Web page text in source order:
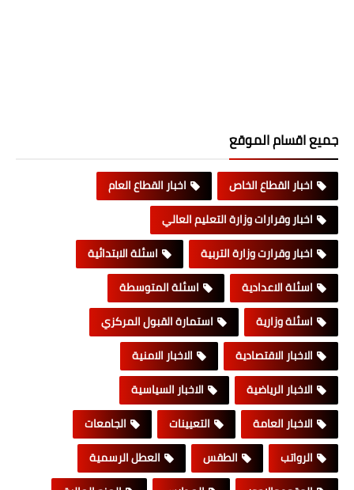
جميع اقسام الموقع
اخبار القطاع الخاص
اخبار القطاع العام
اخبار وقرارات وزارة التعليم العالي
اخبار وقرارت وزارة التربية
اسئلة الابتدائية
اسئلة الاعدادية
اسئلة المتوسطة
اسئلة وزارية
استمارة القبول المركزي
الاخبار الاقتصادية
الاخبار الامنية
الاخبار الرياضية
الاخبار السياسية
الاخبار العامة
التعيينات
الجامعات
الرواتب
الطقس
العطل الرسمية